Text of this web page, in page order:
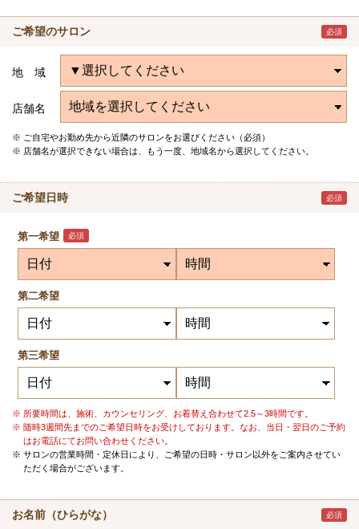
ご希望のサロン 必須
地 域
店舗名
ご自宅やお勤め先から近隣のサロンをお選びください（必須）
店舗名が選択できない場合は、もう一度、地域名から選択してください。
ご希望日時 必須
第一希望 必須
第二希望
第三希望
所要時間は、施術、カウンセリング、お着替え合わせて2.5～3時間です。
随時3週間先までのご希望日時をお受けしております。なお、当日・翌日のご予約
はお電話にてお問い合わせください。
サロンの営業時間・定休日により、ご希望の日時・サロン以外をご案内させてい
ただく場合がございます。
お名前（ひらがな） 必須